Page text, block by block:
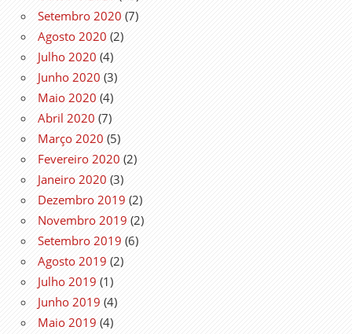
Setembro 2020 (7)
Agosto 2020 (2)
Julho 2020 (4)
Junho 2020 (3)
Maio 2020 (4)
Abril 2020 (7)
Março 2020 (5)
Fevereiro 2020 (2)
Janeiro 2020 (3)
Dezembro 2019 (2)
Novembro 2019 (2)
Setembro 2019 (6)
Agosto 2019 (2)
Julho 2019 (1)
Junho 2019 (4)
Maio 2019 (4)